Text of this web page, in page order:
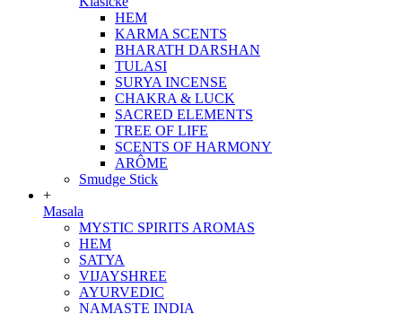
HEM
KARMA SCENTS
BHARATH DARSHAN
TULASI
SURYA INCENSE
CHAKRA & LUCK
SACRED ELEMENTS
TREE OF LIFE
SCENTS OF HARMONY
ARÔME
Smudge Stick
+
Masala
MYSTIC SPIRITS AROMAS
HEM
SATYA
VIJAYSHREE
AYURVEDIC
NAMASTE INDIA